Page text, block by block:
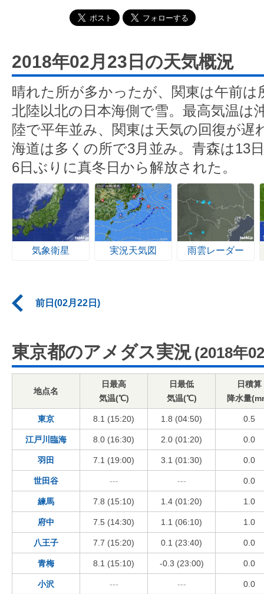
2018年02月23日の天気概況
晴れた所が多かったが、関東は午前は
北陸以北の日本海側で雪。最高気温は
陸で平年並み、関東は天気の回復が遅
海道は多くの所で3月並み。青森は13
6日ぶりに真冬日から解放された。
気象衛星 実況天気図 雨雲レーダー
前日(02月22日)
東京都のアメダス実況 (2018年
地点名
日最高
気温(℃)
日最低
気温(℃)
日積算
降水量
東京 8.1 (15:20) 1.8 (04:50) 0.5
江戸川臨海 8.0 (16:30) 2.0 (01:20) 0.0
羽田 7.1 (19:00) 3.1 (01:30) 0.0
世田谷 --- --- 0.0
練馬 7.8 (15:10) 1.4 (01:20) 1.0
府中 7.5 (14:30) 1.1 (06:10) 1.0
八王子 7.7 (15:20) 0.1 (23:40) 0.0
青梅 8.1 (15:10) -0.3 (23:00) 0.0
小沢 --- --- 0.0